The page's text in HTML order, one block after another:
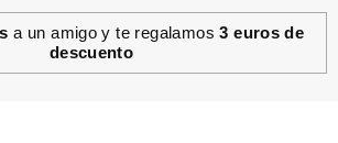
a un amigo y te regalamos3 euros de
descuento